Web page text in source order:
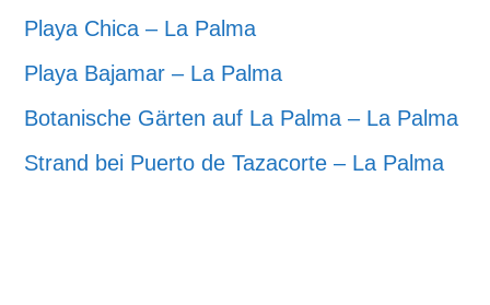
Playa Chica – La Palma
Playa Bajamar – La Palma
Botanische Gärten auf La Palma – La Palma
Strand bei Puerto de Tazacorte – La Palma